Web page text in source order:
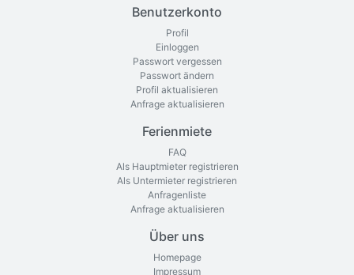
Benutzerkonto
Profil
Einloggen
Passwort vergessen
Passwort ändern
Profil aktualisieren
Anfrage aktualisieren
Ferienmiete
FAQ
Als Hauptmieter registrieren
Als Untermieter registrieren
Anfragenliste
Anfrage aktualisieren
Über uns
Homepage
Impressum